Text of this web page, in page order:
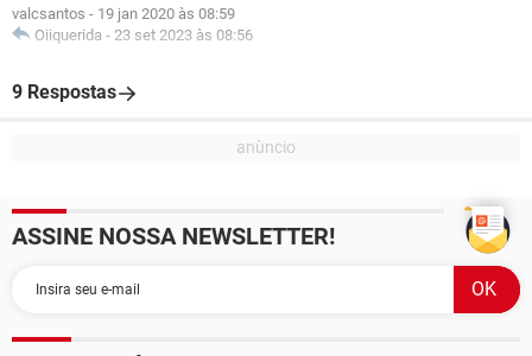
valcsantos - 19 jan 2020 às 08:59
Oiiquerida - 23 set 2023 às 08:56
9 Respostas
ASSINE NOSSA NEWSLETTER!